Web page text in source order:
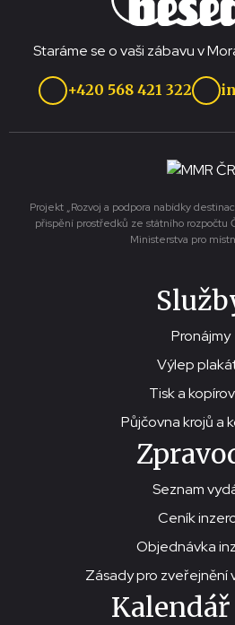
Staráme se o vaši zábavu v
+420 568 421 322
Projekt „Rozvoj a podpora nabídky
přispění prostředků ze státního rozpočtu
Ministerstva pro
Pronájmy
Výlep
Tisk a
Půjčovna krojů a
Seznam
Ceník
Objednávka
Zásady pro zveřejnění